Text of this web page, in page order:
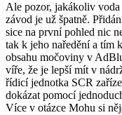
Ale pozor, jakákoliv
závod je už špatně.
sice na první pohled nic
tak k jeho naředění a tím
obsahu močoviny v
víře, že je lepší mít v
řídicí jednotka SCR
dokázat pomocí
Více v otázce Mohu si